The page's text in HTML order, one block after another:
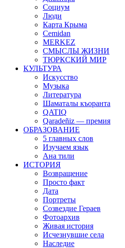
Социум
Люди
Карта Крыма
Cemidan
МERKEZ
СМЫСЛЫ ЖИЗНИ
ТЮРКСКИЙ МИР
КУЛЬТУРА
Искусство
Музыка
Литература
Шаматалы къоранта
QATIQ
Qaradeñiz — премия
ОБРАЗОВАНИЕ
5 главных слов
Изучаем язык
Ана тили
ИСТОРИЯ
Возвращение
Просто факт
Дата
Портреты
Созвездие Гераев
Фотоархив
Живая история
Исчезнувшие села
Наследие